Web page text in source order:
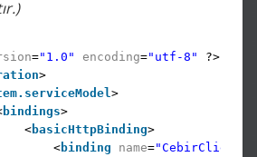
="1.0" encoding="utf-8"
?>
>
>
bindings>
<basicHttpBinding>
<binding name=